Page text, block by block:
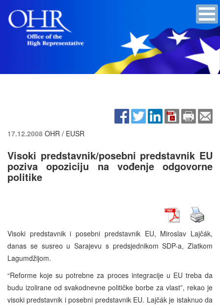
17.12.2008 OHR / EUSR
Visoki predstavnik/posebni predstavnik EU
poziva opoziciju na vođenje odgovorne
politike
Visoki predstavnik i posebni predstavnik EU, Miroslav Lajčák,
danas se susreo u Sarajevu s predsjednikom SDP-a, Zlatkom
Lagumdžijom.
“Reforme koje su potrebne za proces integracije u EU treba da
budu izolirane od svakodnevne političke borbe za vlast”, rekao je
visoki predstavnik i posebni predstavnik EU. Lajčák je istaknuo da